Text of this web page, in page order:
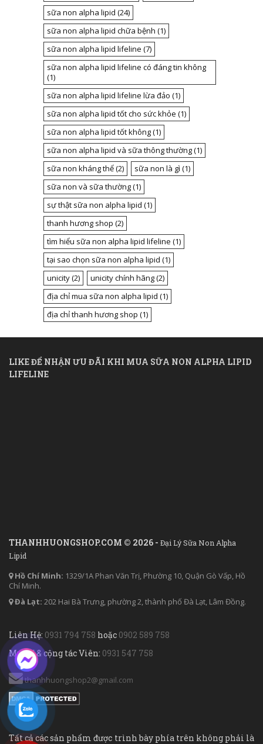
sữa non alpha lipid (24)
sữa non alpha lipid chữa bệnh (1)
sữa non alpha lipid lifeline (7)
sữa non alpha lipid lifeline có đáng tin không
(1)
sữa non alpha lipid lifeline lừa đảo (1)
sữa non alpha lipid tốt cho sức khỏe (1)
sữa non alpha lipid tốt không(1)
sữa non alpha lipid và sữa thông thường(1)
sữa non kháng thể(2) sữa non là gì (1)
sữa non và sữa thường(1)
sự thật sữa non alpha lipid (1)
thanh hương shop (2)
tìm hiểu sữa non alpha lipid lifeline (1)
tại sao chọn sữa non alpha lipid (1)
unicity(2) unicity chính hãng(2)
địa chỉ mua sữa non alpha lipid (1)
địa chỉ thanh hương shop (1)
LIKE ĐỂ NHẬN ƯU ĐÃI KHI MUA SỮA NON ALPHA LIPID
LIFELINE
THANHHUONGSHOP.COM © 2026 - Đại Lý Sữa Non Alpha
Lipid
Hồ Chí Minh: 1329/1A Phan Văn Trị, Phường 10, Quận Gò Vấp, Hồ
Chí Minh.
Đà Lạt: 202 Hai Bà Trưng, phường 2, thành phố Đà Lạt, Lâm Đồng.
Liên Hệ: 0931 794 758 hoặc 0902 589 758
Mua sỉ & cộng tác Viên: 0931 547 758
thanhhuongshop2@gmail.com
Tất cả các sản phẩm được trình bày phía trên không phải là